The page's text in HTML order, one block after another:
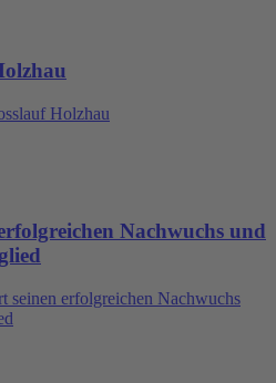
Holzhau
Nachwuchs und
seinen erfolgreichen Nachwuchs